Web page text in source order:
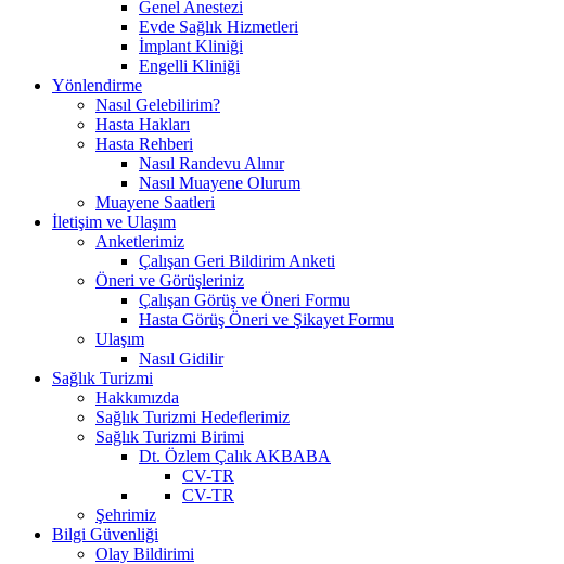
Genel Anestezi
Evde Sağlık Hizmetleri
İmplant Kliniği
Engelli Kliniği
Yönlendirme
Nasıl Gelebilirim?
Hasta Hakları
Hasta Rehberi
Nasıl Randevu Alınır
Nasıl Muayene Olurum
Muayene Saatleri
İletişim ve Ulaşım
Anketlerimiz
Çalışan Geri Bildirim Anketi
Öneri ve Görüşleriniz
Çalışan Görüş ve Öneri Formu
Hasta Görüş Öneri ve Şikayet Formu
Ulaşım
Nasıl Gidilir
Sağlık Turizmi
Hakkımızda
Sağlık Turizmi Hedeflerimiz
Sağlık Turizmi Birimi
Dt. Özlem Çalık AKBABA
CV-TR
CV-TR
Şehrimiz
Bilgi Güvenliği
Olay Bildirimi